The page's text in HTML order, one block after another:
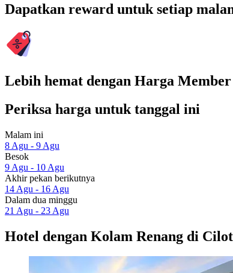
Dapatkan reward untuk setiap
Lebih hemat dengan Harga Member
Periksa harga untuk tanggal ini
Malam ini
8 Agu - 9 Agu
Besok
9 Agu - 10 Agu
Akhir pekan berikutnya
14 Agu - 16 Agu
Dalam dua minggu
21 Agu - 23 Agu
Hotel dengan Kolam Renang di